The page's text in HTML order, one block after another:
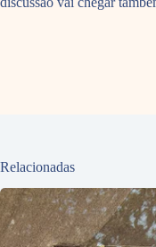
Relacionadas